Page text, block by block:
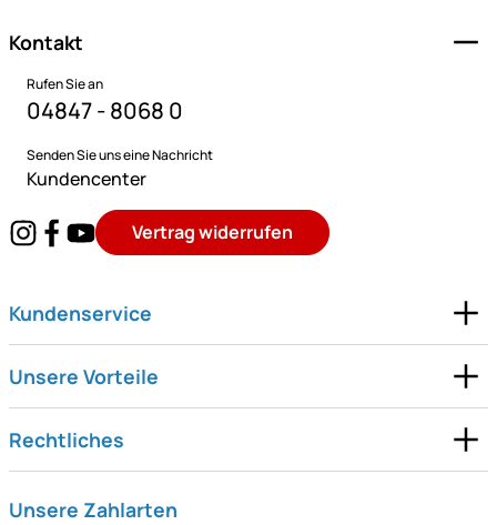
Kontakt
Rufen Sie an
04847 - 8068 0
Senden Sie uns eine Nachricht
Kundencenter
Vertrag widerrufen
Kundenservice
Unsere Vorteile
Rechtliches
Unsere Zahlarten